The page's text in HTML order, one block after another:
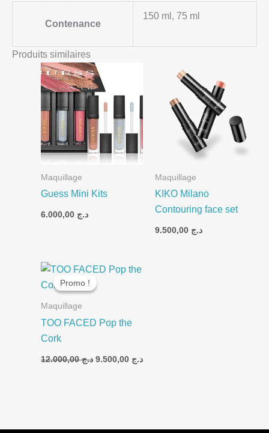
Contenance
150 ml, 75 ml
Produits similaires
Maquillage
Guess Mini Kits
د.ج
Maquillage
KIKO Milano
Contouring face set
د.ج
Promo !
Promo !
Maquillage
TOO FACED Pop the
Cork
د.ج12.000,00
Le
initial
د.ج